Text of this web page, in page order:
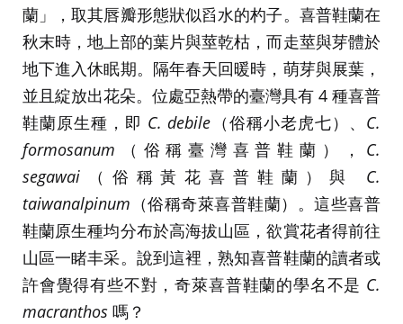
蘭」，取其唇瓣形態狀似舀水的杓子。喜普鞋蘭在
秋末時，地上部的葉片與莖乾枯，而走莖與芽體於
地下進入休眠期。隔年春天回暖時，萌芽與展葉，
並且綻放出花朵。位處亞熱帶的臺灣具有 4 種喜普
鞋蘭原生種，即 C. debile （俗稱小老虎七）、 C.
formosanum （俗稱臺灣喜普鞋蘭）， C.
segawai （俗稱黃花喜普鞋蘭）與 C.
taiwanalpinum （俗稱奇萊喜普鞋蘭）。這些喜普
鞋蘭原生種均分布於高海拔山區，欲賞花者得前往
山區一睹丰采。說到這裡，熟知喜普鞋蘭的讀者或
許會覺得有些不對，奇萊喜普鞋蘭的學名不是 C.
macranthos 嗎？